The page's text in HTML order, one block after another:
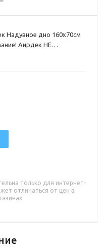
Надувное дно 160х70см
Аирдек НЕ
не имеющие надувной
только для интернет-
отличаться от цен в